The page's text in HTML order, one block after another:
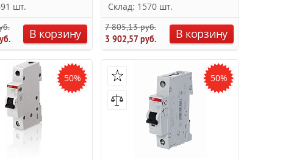
шт.
В корзину
Склад: 1570 шт.
7 805,13 руб.
3 902,57 руб.
В корзину
50% 50%